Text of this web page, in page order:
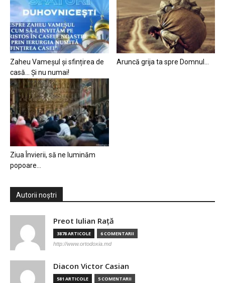
Zaheu Vameșul și sfințirea de
casă… Și nu numai!
Aruncă grija ta spre Domnul…
Ziua Învierii, să ne luminăm
popoare…
Autorii noștri
Preot Iulian Raţă
3878 ARTICOLE 6 COMENTARII
http://www.ortodoxia.md
Diacon Victor Casian
581 ARTICOLE 5 COMENTARII